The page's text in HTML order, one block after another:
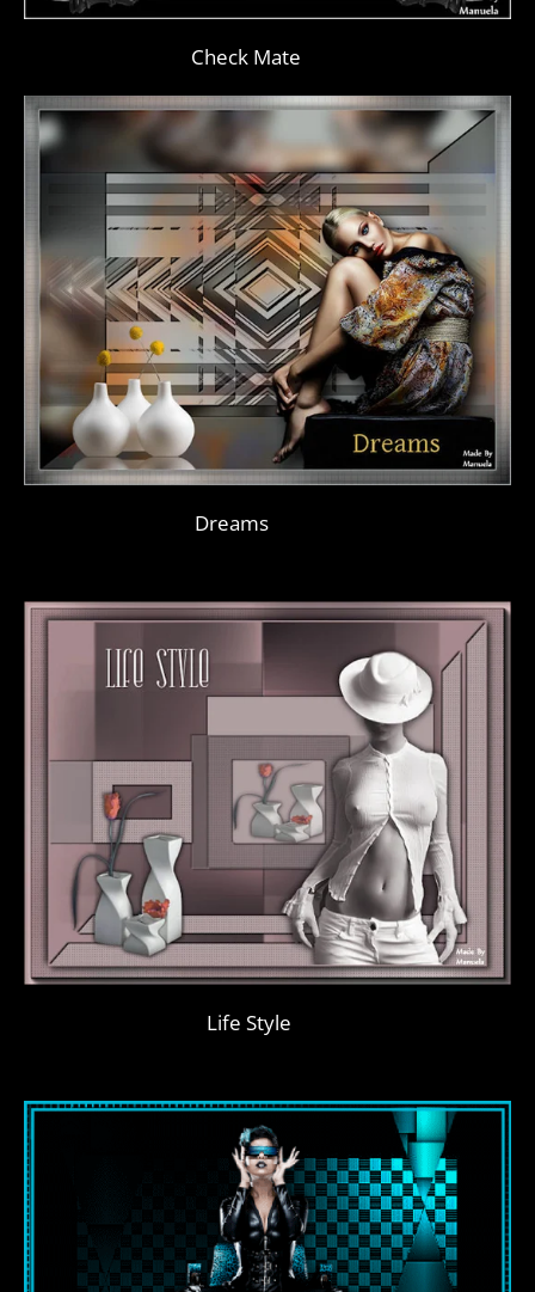
Check Mate
Dreams
Life Style